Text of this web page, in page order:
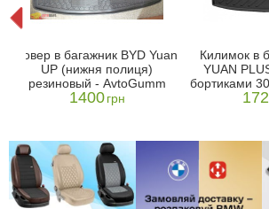
Ковер в багажник BYD Yuan
UP (нижня полиця)
резиновый - AvtoGumm
1400 грн
Килимок в
YUAN
бортиками